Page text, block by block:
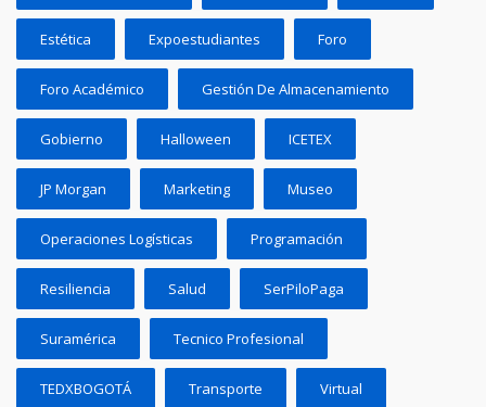
Estética Expoestudiantes Foro
Foro Académico Gestión De Almacenamiento
Gobierno Halloween ICETEX
JP Morgan Marketing Museo
Operaciones Logísticas Programación
Resiliencia Salud SerPiloPaga
Suramérica Tecnico Profesional
TEDXBOGOTÁ Transporte Virtual